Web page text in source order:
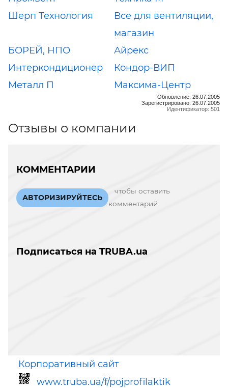
Шерп Технология
Все для вентиляции,
магазин
БОРЕЙ, НПО
Айрекс
Интеркондиционер
Кондор-ВИП
Металл П
Максима-Центр
Обновление: 26.07.2005
Зарегистрировано: 26.07.2005
Идентификатор: 501
Отзывы о компании
КОММЕНТАРИИ
АВТОРИЗИРУЙТЕСЬ
чтобы оставить
комментарий
Подписаться на TRUBA.ua
Корпоративный сайт
www.truba.ua/f/pojprofilaktik